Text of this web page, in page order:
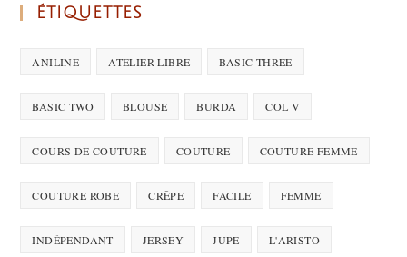
ÉTIQUETTES
ANILINE ATELIER LIBRE BASIC THREE
BASIC TWO BLOUSE BURDA COL V
COURS DE COUTURE COUTURE COUTURE FEMME
COUTURE ROBE CRÊPE FACILE FEMME
INDÉPENDANT JERSEY JUPE L'ARISTO